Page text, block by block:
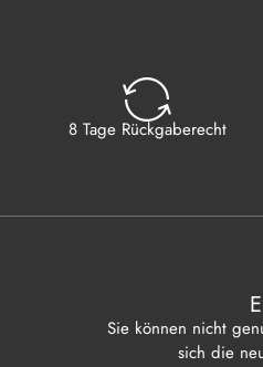
8 Tage Rückgaberecht
Sie können nicht
sich die